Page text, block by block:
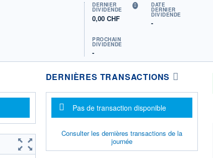
DERNIER
DIVIDENDE
0,00 CHF
DATE
DERNIER
DIVIDENDE
-
PROCHAIN
DIVIDENDE
-
DERNIÈRES TRANSACTIONS
Message d'information
Pas de transaction disponible
Consulter les dernières transactions de la
journée